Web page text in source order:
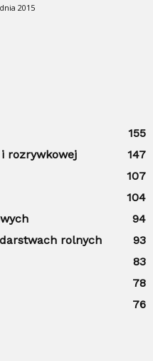
2015
155
rozrywkowej
147
107
104
94
rolnych
93
83
78
76